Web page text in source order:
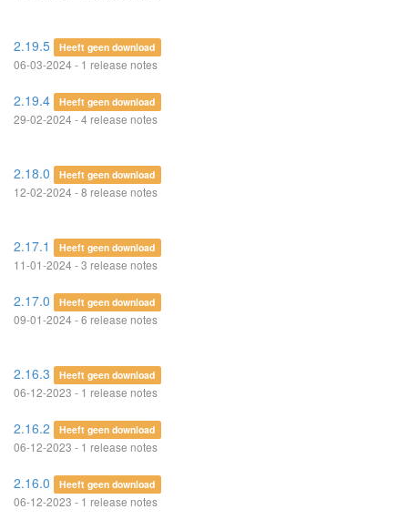
2.19.5 Heeft geen download
06-03-2024 - 1 release notes
2.19.4 Heeft geen download
29-02-2024 - 4 release notes
2.18.0 Heeft geen download
12-02-2024 - 8 release notes
2.17.1 Heeft geen download
11-01-2024 - 3 release notes
2.17.0 Heeft geen download
09-01-2024 - 6 release notes
2.16.3 Heeft geen download
06-12-2023 - 1 release notes
2.16.2 Heeft geen download
06-12-2023 - 1 release notes
2.16.0 Heeft geen download
06-12-2023 - 1 release notes